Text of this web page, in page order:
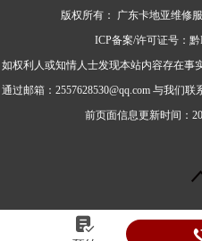
版权所有：
广东卡地亚维修
ICP备案/许可证号：黔
如权利人或知情人士发现本站内容存在事
通过邮箱：2557628530@qq.com 与我们
前页面信息更新时间：
